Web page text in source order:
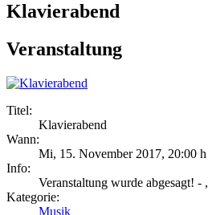
Klavierabend
Veranstaltung
Titel:
Klavierabend
Wann:
Mi, 15. November 2017, 20:00 h
Info:
Veranstaltung wurde abgesagt! - ,
Kategorie:
Musik